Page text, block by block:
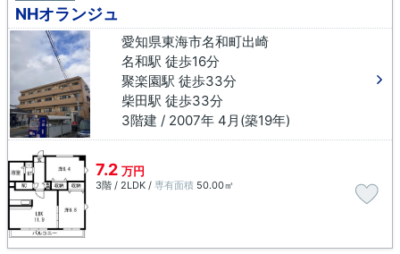
NHオランジュ
愛知県東海市名和町出崎
名和駅 徒歩16分
聚楽園駅 徒歩33分
柴田駅 徒歩33分
3階建 / 2007年 4月(築19年)
7.2 万円
3階 / 2LDK / 専有面積 50.00㎡